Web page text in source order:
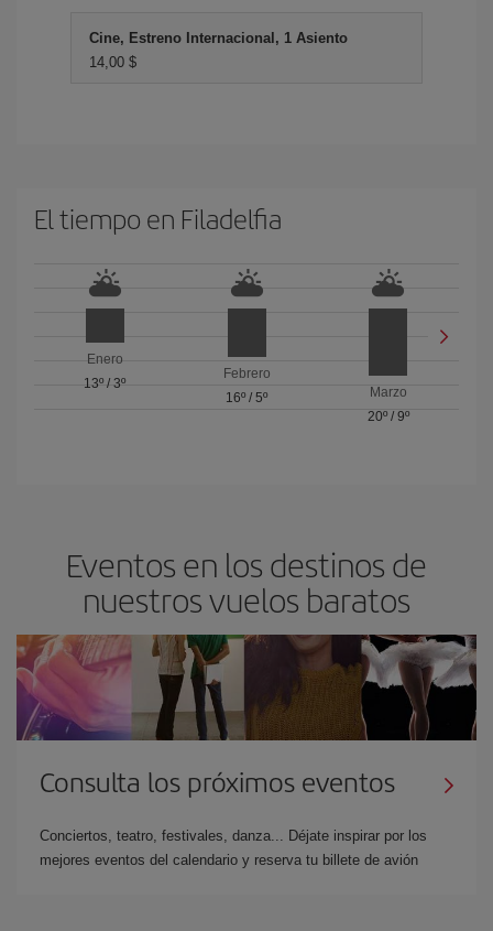
Cine, Estreno Internacional, 1 Asiento
14,00 $
El tiempo en Filadelfia
Enero
13º /3º
Febrero
16º / 5º
Marzo
20º/ 9º
Eventos en los destinos de
nuestros vuelos baratos
Consulta los próximos eventos
Conciertos, teatro, festivales, danza... Déjate inspirar por los
mejores eventos del calendario y reserva tu billete de avión